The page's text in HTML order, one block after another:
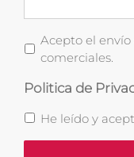
Comunicaciones
Comerciales
Acepto el
comerciales.
Politica de
He leído y